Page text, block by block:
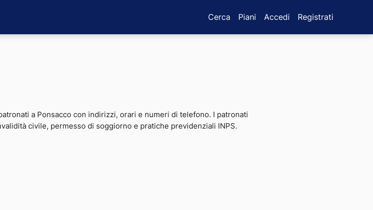
Cerca Piani Accedi Registrati
a Ponsacco con indirizzi, orari e numeri di telefono. I patronati
civile, permesso di soggiorno e pratiche previdenziali INPS.